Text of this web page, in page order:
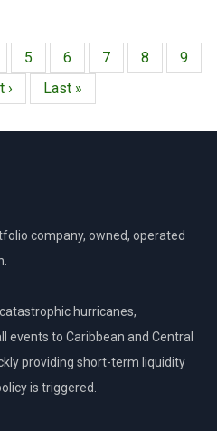
Página
5 Página
6 Página
7 Página
8
9
›
Última
página
Last »
company, owned, operated
hurricanes,
events to Caribbean and Central
providing short-term liquidity
is triggered.